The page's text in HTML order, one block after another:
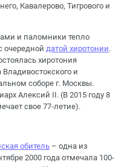
Кавалерово, Тигрового и
и паломники тепло
очередной датой хиротонии.
хиротония
и
соборе г. Москвы.
Алексий II. (В 2015 году 8
свое 77-летие).
обитель – одна из
2000 года отмечала 100-